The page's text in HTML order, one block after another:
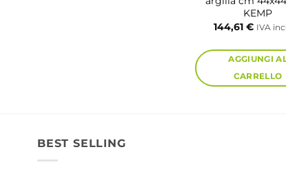
KEMP
144,61€ IVA
AGGIUNGI
CARRELLO
BEST SELLING